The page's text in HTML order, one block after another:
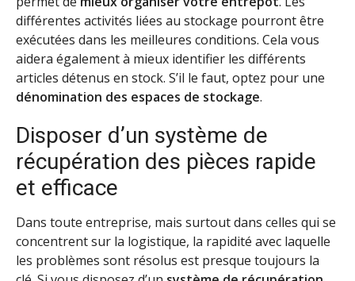
différentes activités liées au stockage pourront être
exécutées dans les meilleures conditions. Cela vous
aidera également à mieux identifier les différents
articles détenus en stock. S’il le faut, optez pour une
dénomination des espaces de stockage.
Disposer d’un système de
récupération des pièces rapide
et efficace
Dans toute entreprise, mais surtout dans celles qui se
concentrent sur la logistique, la rapidité avec laquelle
les problèmes sont résolus est presque toujours la